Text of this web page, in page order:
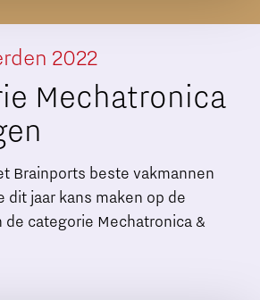
2022
Mechatronica
Brainports beste vakmannen
dit jaar kans maken op de
de categorie Mechatronica &